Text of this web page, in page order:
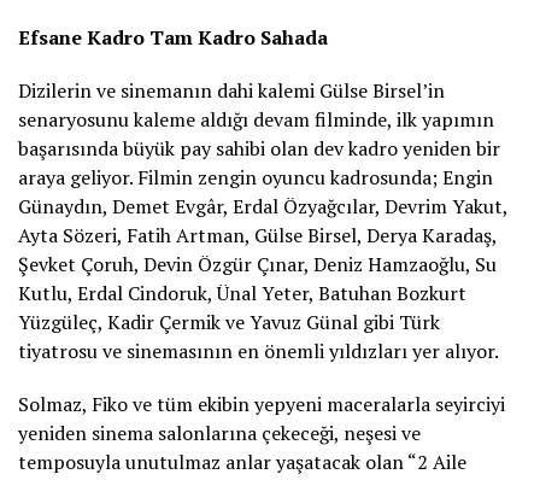
Efsane Kadro Tam Kadro Sahada
Dizilerin ve sinemanın dahi kalemi Gülse Birsel’in
senaryosunu kaleme aldığı devam filminde, ilk yapımın
başarısında büyük pay sahibi olan dev kadro yeniden bir
araya geliyor. Filmin zengin oyuncu kadrosunda; Engin
Günaydın, Demet Evgâr, Erdal Özyağcılar, Devrim Yakut,
Ayta Sözeri, Fatih Artman, Gülse Birsel, Derya Karadaş,
Şevket Çoruh, Devin Özgür Çınar, Deniz Hamzaoğlu, Su
Kutlu, Erdal Cindoruk, Ünal Yeter, Batuhan Bozkurt
Yüzgüleç, Kadir Çermik ve Yavuz Günal gibi Türk
tiyatrosu ve sinemasının en önemli yıldızları yer alıyor.
Solmaz, Fiko ve tüm ekibin yepyeni maceralarla seyirciyi
yeniden sinema salonlarına çekeceği, neşesi ve
temposuyla unutulmaz anlar yaşatacak olan “2 Aile